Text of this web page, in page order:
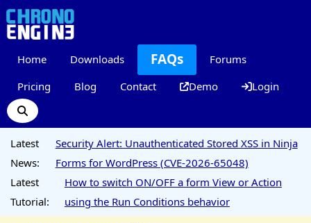
Home Downloads FAQs
Forums
Pricing
Blog Contact Demo Login
Latest
News:
Security Alert: Unauthenticated Stored XSS in Ninja
Forms for WordPress (CVE-2026-65048)
Latest
Tutorial:
How to switch ON/OFF a form View or Action
using the Run Conditions behavior